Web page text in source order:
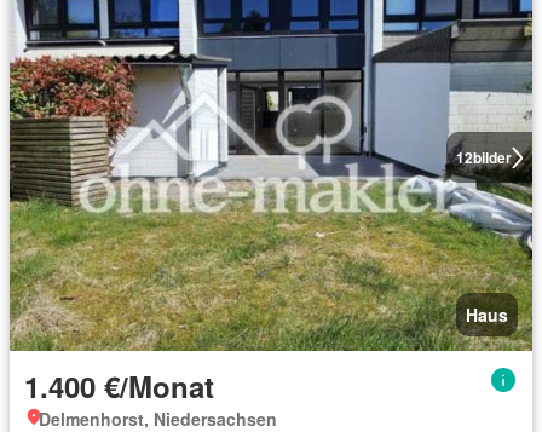
12bilder
Haus
1.400 €/Monat
Delmenhorst, Niedersachsen